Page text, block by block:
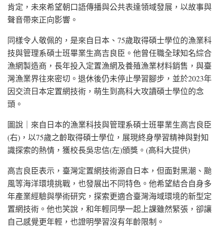
肯定，未來希望朝口語傳播與公共表達領域發展，以故事與
聲音帶來正向影響。
同樣令人敬佩的，是來自日本、75歲取得碩士學位的漁業科
技與管理系碩士班畢業生高吉良臣。他曾任職全球知名綜合
漁網製造商，長年投入定置漁網及養殖漁業材料銷售，與臺
灣漁業界往來密切。退休後仍未停止學習腳步，並於2023年
因交流日本定置網技術，萌生到高科大攻讀碩士學位的念
頭。
圖說｜來自日本的漁業科技與管理系碩士班畢業生高吉良臣
(右)，以75歲之齡取得碩士學位，展現終身學習精神與對知
識探索的熱情，獲校長吳忠信(左)頒獎。(高科大提供)
高吉良臣表示，臺灣定置網技術源自日本，但面對黑潮、颱
風等海洋環境挑戰，也發展出不同特色。他希望結合自身多
年產業經驗與學術研究，探索更適合臺灣海域環境的新型定
置網技術。他也笑說，和年輕同學一起上課雖然緊張，卻讓
自己感覺更年輕，也證明學習沒有年齡限制。